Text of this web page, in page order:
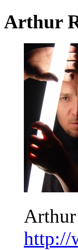
Arthur
Arthur
http://